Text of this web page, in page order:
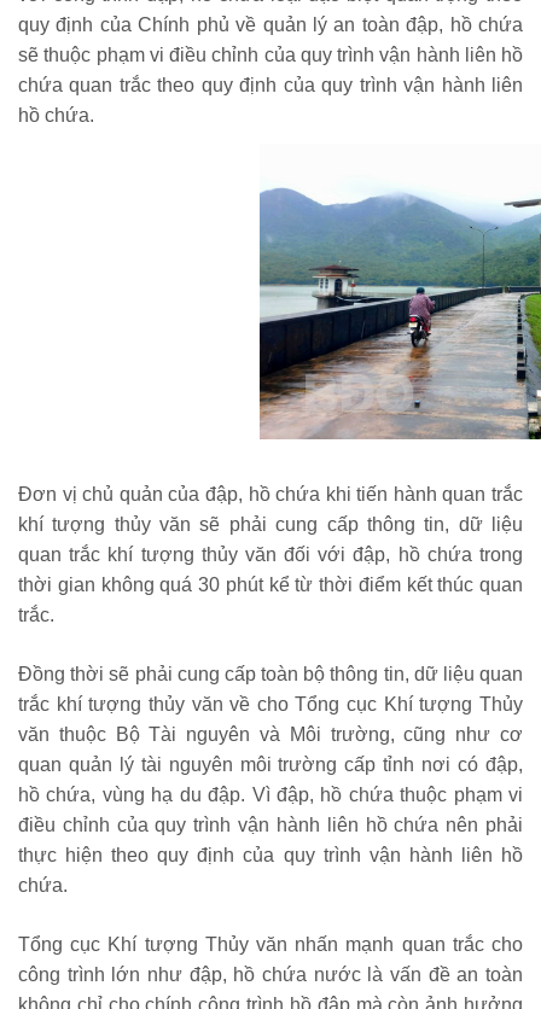
quy định của Chính phủ về quản lý an toàn đập, hồ chứa
sẽ thuộc phạm vi điều chỉnh của quy trình vận hành liên hồ
chứa quan trắc theo quy định của quy trình vận hành liên
hồ chứa.
Đơn vị chủ quản của đập, hồ chứa khi tiến hành quan trắc
khí tượng thủy văn sẽ phải cung cấp thông tin, dữ liệu
quan trắc khí tượng thủy văn đối với đập, hồ chứa trong
thời gian không quá 30 phút kể từ thời điểm kết thúc quan
trắc.
Đồng thời sẽ phải cung cấp toàn bộ thông tin, dữ liệu quan
trắc khí tượng thủy văn về cho Tổng cục Khí tượng Thủy
văn thuộc Bộ Tài nguyên và Môi trường, cũng như cơ
quan quản lý tài nguyên môi trường cấp tỉnh nơi có đập,
hồ chứa, vùng hạ du đập. Vì đập, hồ chứa thuộc phạm vi
điều chỉnh của quy trình vận hành liên hồ chứa nên phải
thực hiện theo quy định của quy trình vận hành liên hồ
chứa.
Tổng cục Khí tượng Thủy văn nhấn mạnh quan trắc cho
công trình lớn như đập, hồ chứa nước là vấn đề an toàn
không chỉ cho chính công trình hồ đập mà còn ảnh hưởng